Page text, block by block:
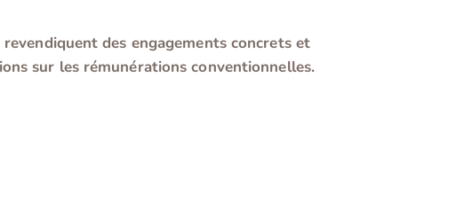
revendiquent des engagements concrets et
sur les rémunérations conventionnelles.